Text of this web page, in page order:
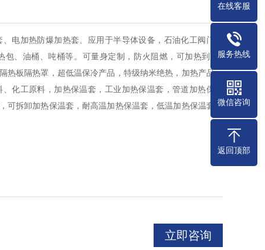
电加热防爆加热套、应用于半导体设备，石油化工阀门管
、油桶、吨桶等。可量身定制，防火阻燃，可加热到500
热板隔热罩，超低温保冷产品，特级纳米绝热，加热产品，
化工原料，加热保温套，工业加热保温套，管道加热保温
可拆卸加热保温套，耐高温加热保温套，低温加热保温套，
温加热保温套，发热保温冒口套，暖腿套加热保温，鼻饲液
蚀加热保温套，挠性加热保温套，卡套式接头加热保温套，
作温度加热保温套，超温报警加热保温套，过热双重保护加
心设计加热保温套，选用优材质原料加热保温套，完美缝
立即咨询
在线客服
服务热线
微信咨询
返回顶部